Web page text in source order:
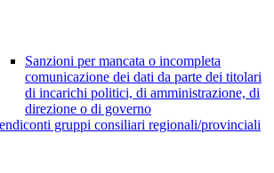
Sanzioni per mancata o incompleta
comunicazione dei dati da parte dei titolari
di incarichi politici, di amministrazione, di
direzione o di governo
gruppi consiliari regionali/provinciali